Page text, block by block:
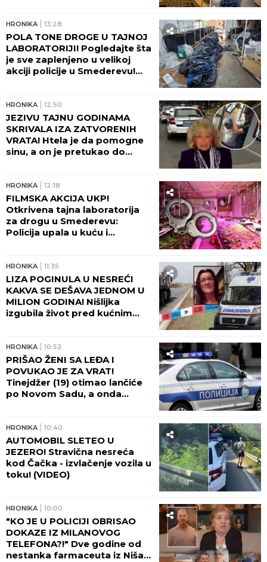
HRONIKA 13:28
POLA TONE DROGE U TAJNOJ
LABORATORIJI! Pogledajte šta
je sve zaplenjeno u velikoj
akciji policije u Smederevu!
HRONIKA 12:50
JEZIVU TAJNU GODINAMA
SKRIVALA IZA ZATVORENIH
VRATA! Htela je da pomogne
sinu, a on je pretukao do
HRONIKA 12:18
FILMSKA AKCIJA UKP!
Otkrivena tajna laboratorija
za drogu u Smederevu:
Policija upala u kuću i
HRONIKA 11:35
LIZA POGINULA U NESREĆI
KAKVA SE DEŠAVA JEDNOM U
MILION GODINA! Nišlijka
izgubila život pred kućnim
otvorio poklopac i uzeo nam
Elizabetu!"
HRONIKA 10:52
PRIŠAO ŽENI SA LEĐA I
POVUKAO JE ZA VRAT!
Tinejdžer (19) otimao lančiće
po Novom Sadu, a onda
HRONIKA 10:40
AUTOMOBIL SLETEO U
JEZERO! Stravična nesreća
kod Čačka - izvlačenje vozila u
toku! (VIDEO)
HRONIKA 10:00
"KO JE U POLICIJI OBRISAO
DOKAZE IZ MILANOVOG
TELEFONA?!" Dve godine od
nestanka farmaceuta iz Niša,